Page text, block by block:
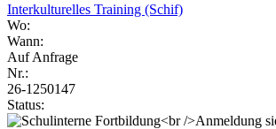
Interkulturelles Training (Schif)
Wo:
Wann:
Auf Anfrage
Nr.:
26-1250147
Status: